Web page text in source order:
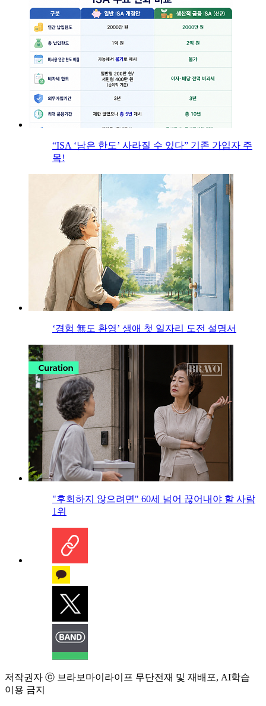
“ISA ‘남은 한도’ 사라질 수 있다” 기존 가입자 주
목!
‘경험 無도 환영’ 생애 첫 일자리 도전 설명서
"후회하지 않으려면" 60세 넘어 끊어내야 할 사람
1위
저작권자 ⓒ 브라보마이라이프 무단전재 및 재배포, AI학습
이용 금지